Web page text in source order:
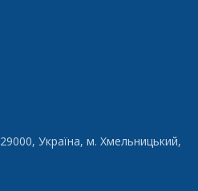
29000, Україна, м. Хмельницький,